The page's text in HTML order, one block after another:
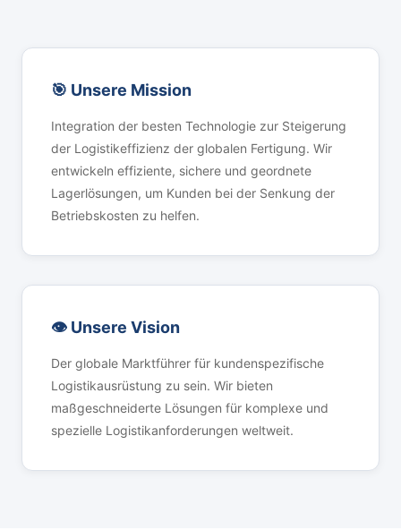
🎯 Unsere Mission
Integration der besten Technologie zur Steigerung
der Logistikeffizienz der globalen Fertigung. Wir
entwickeln effiziente, sichere und geordnete
Lagerlösungen, um Kunden bei der Senkung der
Betriebskosten zu helfen.
👁️ Unsere Vision
Der globale Marktführer für kundenspezifische
Logistikausrüstung zu sein. Wir bieten
maßgeschneiderte Lösungen für komplexe und
spezielle Logistikanforderungen weltweit.